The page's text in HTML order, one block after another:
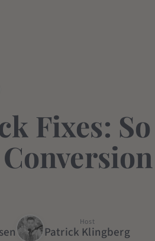
Fixes: So
Host
Patrick Klingberg